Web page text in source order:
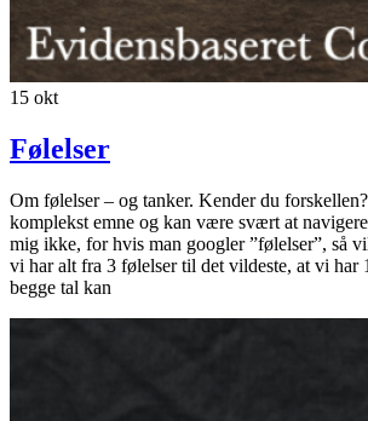
15 okt
Følelser
Om følelser – og tanker. Kender du
komplekst emne og kan være svært at
mig ikke, for hvis man googler ”følelser”, så
vi har alt fra 3 følelser til det vildeste, at vi har
begge tal kan